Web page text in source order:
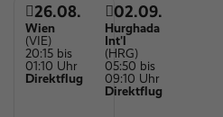
26.08.
Wien
(VIE)
20:15 bis
01:10 Uhr
Direktflug
02.09.
Hurghada
Int'l
(HRG)
05:50 bis
09:10 Uhr
Direktflug